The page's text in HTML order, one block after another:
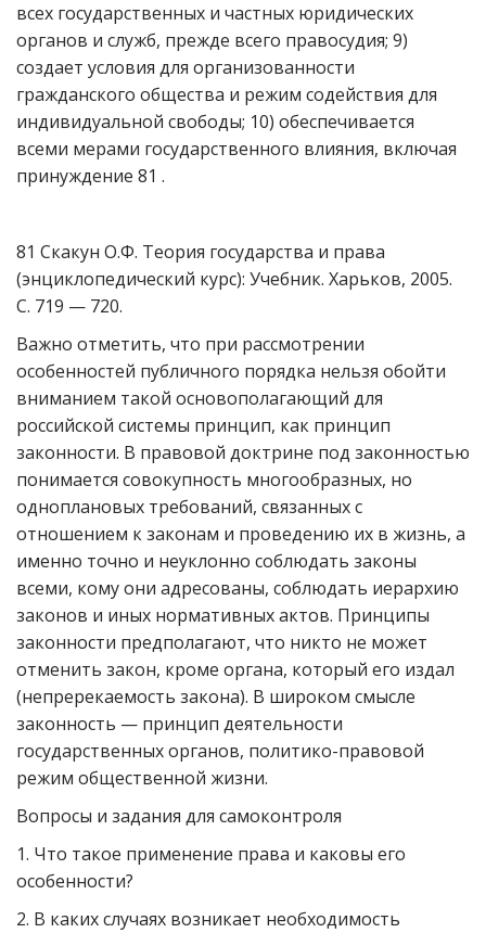
всех государственных и частных юридических
органов и служб, прежде всего правосудия; 9)
создает условия для организованности
гражданского общества и режим содействия для
индивидуальной свободы; 10) обеспечивается
всеми мерами государственного влияния, включая
принуждение 81 .
81 Скакун О.Ф. Теория государства и права
(энциклопедический курс): Учебник. Харьков, 2005.
С. 719 — 720.
Важно отметить, что при рассмотрении
особенностей публичного порядка нельзя обойти
вниманием такой основополагающий для
российской системы принцип, как принцип
законности. В правовой доктрине под законностью
понимается совокупность многообразных, но
одноплановых требований, связанных с
отношением к законам и проведению их в жизнь, а
именно точно и неуклонно соблюдать законы
всеми, кому они адресованы, соблюдать иерархию
законов и иных нормативных актов. Принципы
законности предполагают, что никто не может
отменить закон, кроме органа, который его издал
(непререкаемость закона). В широком смысле
законность — принцип деятельности
государственных органов, политико-правовой
режим общественной жизни.
Вопросы и задания для самоконтроля
1. Что такое применение права и каковы его
особенности?
2. В каких случаях возникает необходимость